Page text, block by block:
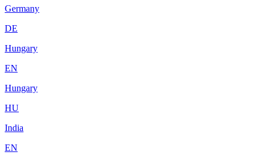
Germany
DE
Hungary
EN
Hungary
HU
India
EN